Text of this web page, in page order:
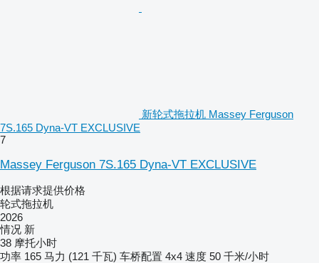
新轮式拖拉机 Massey Ferguson
7S.165 Dyna-VT EXCLUSIVE
7
Massey Ferguson 7S.165 Dyna-VT EXCLUSIVE
根据请求提供价格
轮式拖拉机
2026
情况 新
38 摩托小时
功率 165 马力 (121 千瓦) 车桥配置 4x4 速度 50 千米/小时